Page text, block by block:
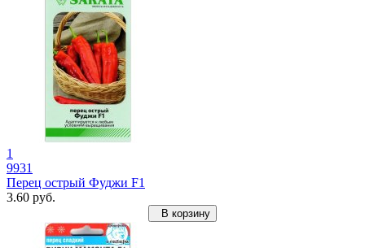
1
9931
Перец острый Фуджи F1
3.60 руб.
В корзину